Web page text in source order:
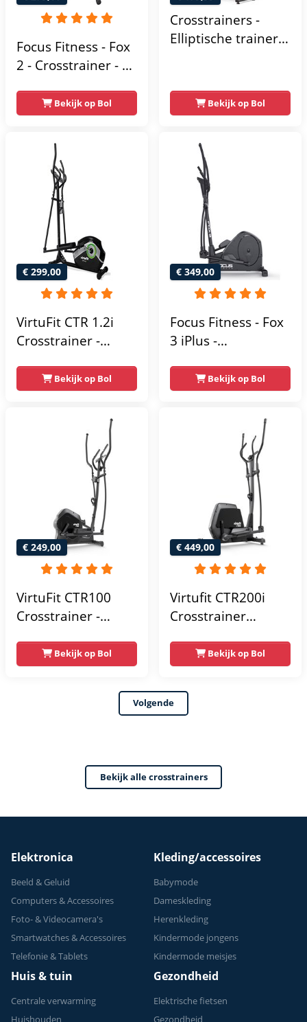
Focus Fitness - Fox
2 - Crosstrainer - 16
Weerstandsniveaus
Bekijk op Bol
Crosstrainers -
Elliptische trainer
- Magnetische
weerstand met 16
scherm - Zwart
Bekijk op Bol
€ 299,00
VirtuFit CTR 1.2i
Crosstrainer -
Programma's -
Bluetooth -
Bekijk op Bol
€ 349,00
Focus Fitness - Fox
3 iPlus -
Hartslagsensoren -
24
Weerstandsniveaus
Bekijk op Bol
€ 249,00
VirtuFit CTR100
Crosstrainer -
120kg - 8
Weerstandsniveaus
trainingsprogrammas
- Crosstrainers
Fitness - 2026
Bekijk op Bol
€ 449,00
Virtufit CTR200i
Crosstrainer
Hartslagfunctie -
Crosstrainers -
Bluetooth -
Crosstrainer
weerstandsniveaus
- 24 programma's
Bekijk op Bol
Volgende
Bekijk alle crosstrainers
Elektronica
Beeld & Geluid
Computers & Accessoires
Foto- & Videocamera's
Smartwatches & Accessoires
Telefonie & Tablets
Kleding/accessoires
Babymode
Dameskleding
Herenkleding
Kindermode jongens
Kindermode meisjes
Huis & tuin
Centrale verwarming
Huishouden
Gezondheid
Elektrische fietsen
Gezondheid